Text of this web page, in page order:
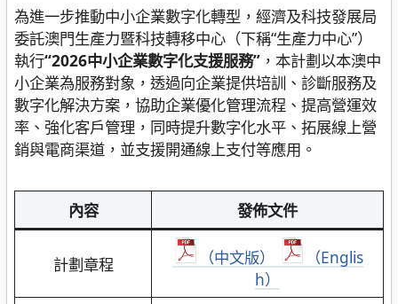
為進一步推動中小企業數字化轉型，經濟及科技發展局
委託澳門生產力暨科技轉移中心（下稱“生產力中心”）
執行“2026中小企業數字化支援服務” ，本計劃以本澳中
小企業為服務對象，透過向企業提供培訓、診斷服務及
數字化解決方案，協助企業優化管理流程、提高營運效
率、強化客戶管理，同時提升數字化水平、拓展線上營
銷與電商渠道，並支援開通線上支付等應用。
內容 發佈文件
計劃章程 （中文版）
（Englis
h）